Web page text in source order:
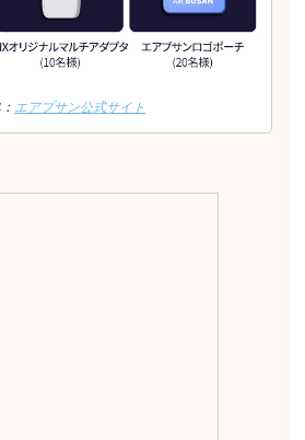
エアプサン公式サイト